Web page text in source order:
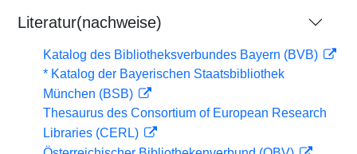
Literatur(nachweise)
Katalog des Bibliotheksverbundes Bayern (BVB)
* Katalog der Bayerischen Staatsbibliothek
München (BSB)
Thesaurus des Consortium of European Research
Libraries (CERL)